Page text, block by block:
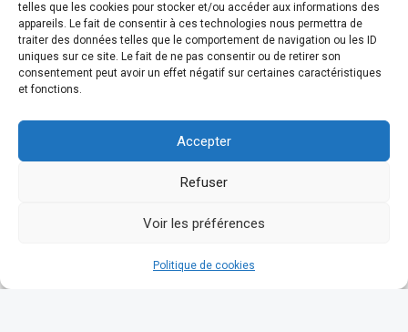
telles que les cookies pour stocker et/ou accéder aux informations des
appareils. Le fait de consentir à ces technologies nous permettra de
traiter des données telles que le comportement de navigation ou les ID
uniques sur ce site. Le fait de ne pas consentir ou de retirer son
consentement peut avoir un effet négatif sur certaines caractéristiques
et fonctions.
Accepter
Refuser
Voir les préférences
Politique de cookies